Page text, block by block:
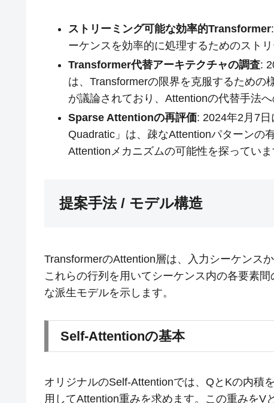
ストリーミング可能な効率的Transformer
ーケンスを効率的に処理するためのスト
Transformer代替アーキテクチャの調査:
は、Transformerの限界を克服するための
が議論されており、Attentionの代替手法
Sparse Attentionの再評価: 2024年2月7
Quadratic」は、疎なAttentionパターンの
Attentionメカニズムの可能性を探っていま
提案手法 / モデル構造
TransformerのAttention層は、入力シーケンス
これらの行列を用いてシーケンス内の各要素
な派生モデルを示します。
Self-Attentionの基本
オリジナルのSelf-Attentionでは、QとKの内積
用してAttention重みを求めます。この重みを